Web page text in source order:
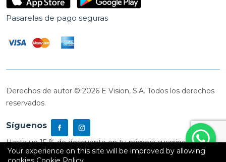
Pasarelas de pago seguras
Derechos de autor © 2026 E Vision, S.A. Todos los derechos
reservados.
Síguenos
Hasta un 15 % de descuento en tu primera suscripción
Your experience on this site will be improved by allowing